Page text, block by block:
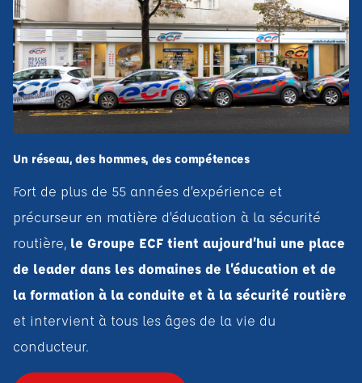
Un réseau, des hommes, des compétences
Fort de plus de 55 années d’expérience et
précurseur en matière d’éducation à la sécurité
routière, le Groupe ECF tient aujourd’hui une place
de leader dans les domaines de l’éducation et de
la formation à la conduite et à la sécurité routière
et intervient à tous les âges de la vie du
conducteur.